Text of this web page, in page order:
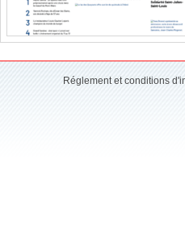
Réglement et conditions